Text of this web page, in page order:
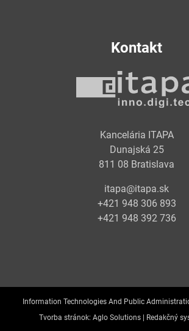
Kontakt
Kancelária ITAPA
Dunajská 25
811 08 Bratislava
itapa@itapa.sk
+421 948 306 893
+421 948 392 736
Information Technologies And Public
Tvorba stránok: Aglo Solutions | Redakčný